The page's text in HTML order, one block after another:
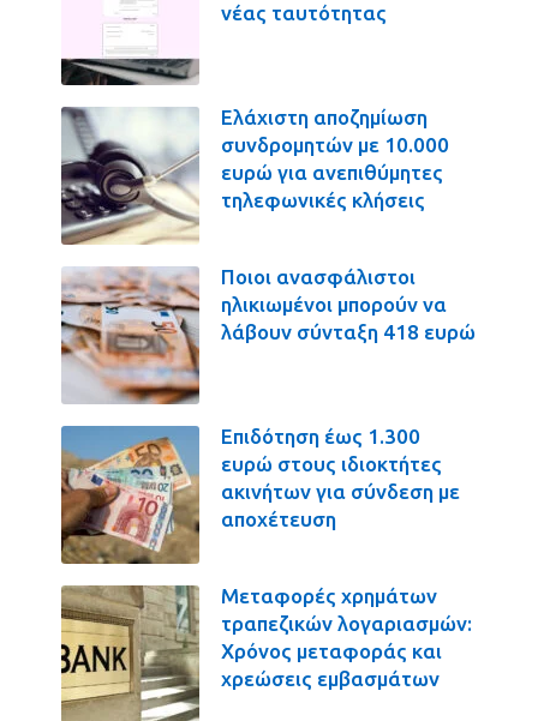
νέας ταυτότητας
Ελάχιστη αποζημίωση
συνδρομητών με 10.000
ευρώ για ανεπιθύμητες
τηλεφωνικές κλήσεις
Ποιοι ανασφάλιστοι
ηλικιωμένοι μπορούν να
λάβουν σύνταξη 418 ευρώ
Επιδότηση έως 1.300
ευρώ στους ιδιοκτήτες
ακινήτων για σύνδεση με
αποχέτευση
Μεταφορές χρημάτων
τραπεζικών λογαριασμών:
Χρόνος μεταφοράς και
χρεώσεις εμβασμάτων